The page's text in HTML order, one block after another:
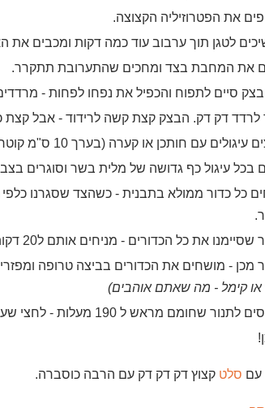
את הפטרוזיליה הקצוצה.
לטגן תוך ערבוב עוד כמה דקות ומכבים את
את המחבת בצד ומחכים שהתערובת תתקרר.
סיים לתפוח והכפיל את נפחו לפחות -
לרדד דק דק. הבצק קצת קשה לרידוד - אבל קצת
עיגולים עם חותכן או קערה (בערך 10 ס"מ קוטר).
בכל עיגול כף גדושה של מלית בשר וסוגרים
את כל הכדורים - מניחים אותם ל20 דקות לתפיחה שניה. הם אמורים לטפוח רק מעט.
מכן - מושחים את הכדורים בביצה טרופה
קימל - מה שאתם אוהבים)
לתנור שחומם מראש ל 190 מעלות - לחצי שעה.
עם סלט קצוץ דק דק דק עם הרבה כוסברה.